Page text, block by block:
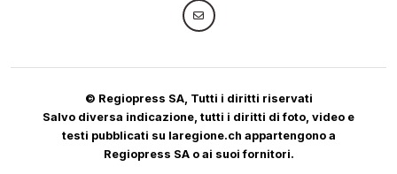
© Regiopress SA, Tutti i diritti riservati
Salvo diversa indicazione, tutti i diritti di foto, video e
testi pubblicati su laregione.ch appartengono a
Regiopress SA o ai suoi fornitori.